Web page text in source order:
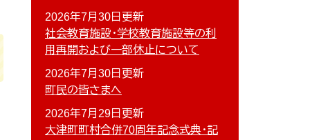
2026年7月30日更新
社会教育施設・学校教育施設等の利
用再開および一部休止について
2026年7月30日更新
町民の皆さまへ
2026年7月29日更新
大津町町村合併70周年記念式典・記